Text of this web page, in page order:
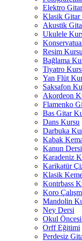
Elektro
Klasik Gitar
Akustik
Ukulele
Resim Kursu
Bağlama
Tiyatro
Yan Flüt
Saksafon
Akordeon
Flamenko
Bas Gitar
Dans Kursu
Darbuka
Kabak
Kanun Dersi
Karadeniz
Karikatür
Klasik
Kontrbass
Koro
Mandolin
Ney Dersi
Okul
Orff Eğitimi
Perdesiz